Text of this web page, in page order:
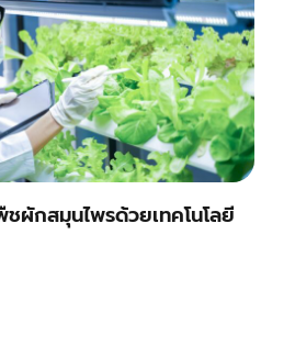
ผักสมุนไพรด้วยเทคโนโลยี